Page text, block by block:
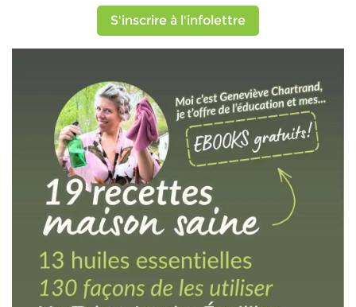
S'inscrire à l'infolettre